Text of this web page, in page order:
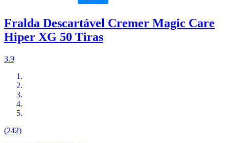
Fralda Descartável Cremer Magic Care
Hiper XG 50 Tiras
3.9
(242)